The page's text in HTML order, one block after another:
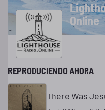
Online
REPRODUCIENDO AHORA
There Was